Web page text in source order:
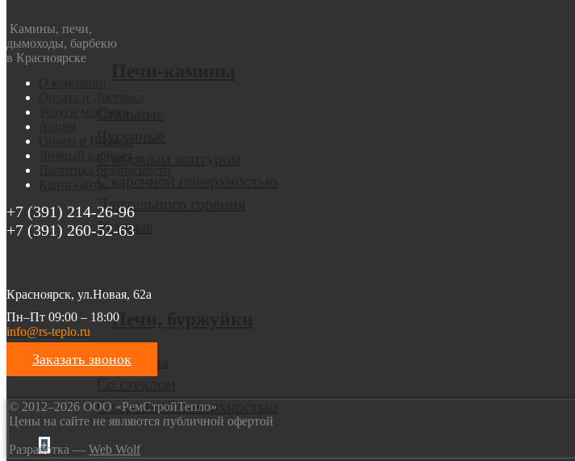
Длительного горения
Угловые
Печи, буржуйки
Без стекла
С варочной поверхностью
+
Камины, печи,
дымоходы, барбекю
в Красноярске
Обмен и Возврат
Карта сайта
+7 (391) 214-26-96
+7 (391) 260-52-63
Красноярск, ул.Новая, 62а
Пн–Пт 09:00 – 18:00
info@rs-teplo.ru
Заказать звонок
© 2012–2026 ООО «РемСтройТепло»
Цены на сайте не являются публичной офертой
Разработка — Web Wolf